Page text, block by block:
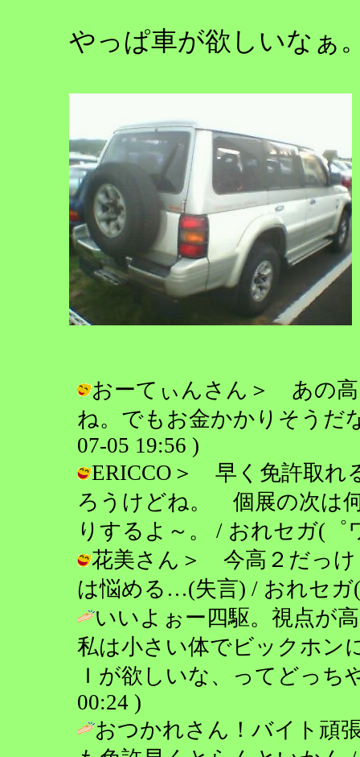
やっぱ車が欲しいなぁ
おーてぃんさん＞ あの高
ね。でもお金かかりそうだ
07-05 19:56 )
ERICCO＞ 早く免許取れ
ろうけどね。 個展の次は
りするよ～。 / おれセガ(゜
花美さん＞ 今高２だっけ
は悩める…(失言) / おれセガ
いいよぉー四駆。視点が
私は小さい体でビックホン
Ｉが欲しいな、ってどっち
00:24 )
おつかれさん！バイト頑